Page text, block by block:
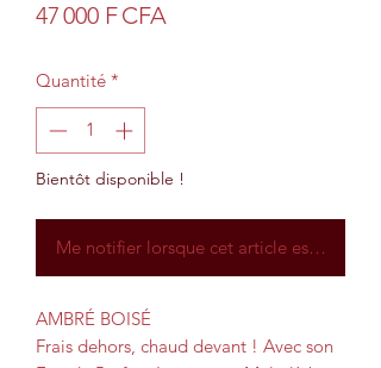
47 000 F CFA
Quantité *
Bientôt disponible !
Me notifier lorsque cet article est
AMBRÉ BOISÉ
Frais dehors, chaud devant ! Avec son